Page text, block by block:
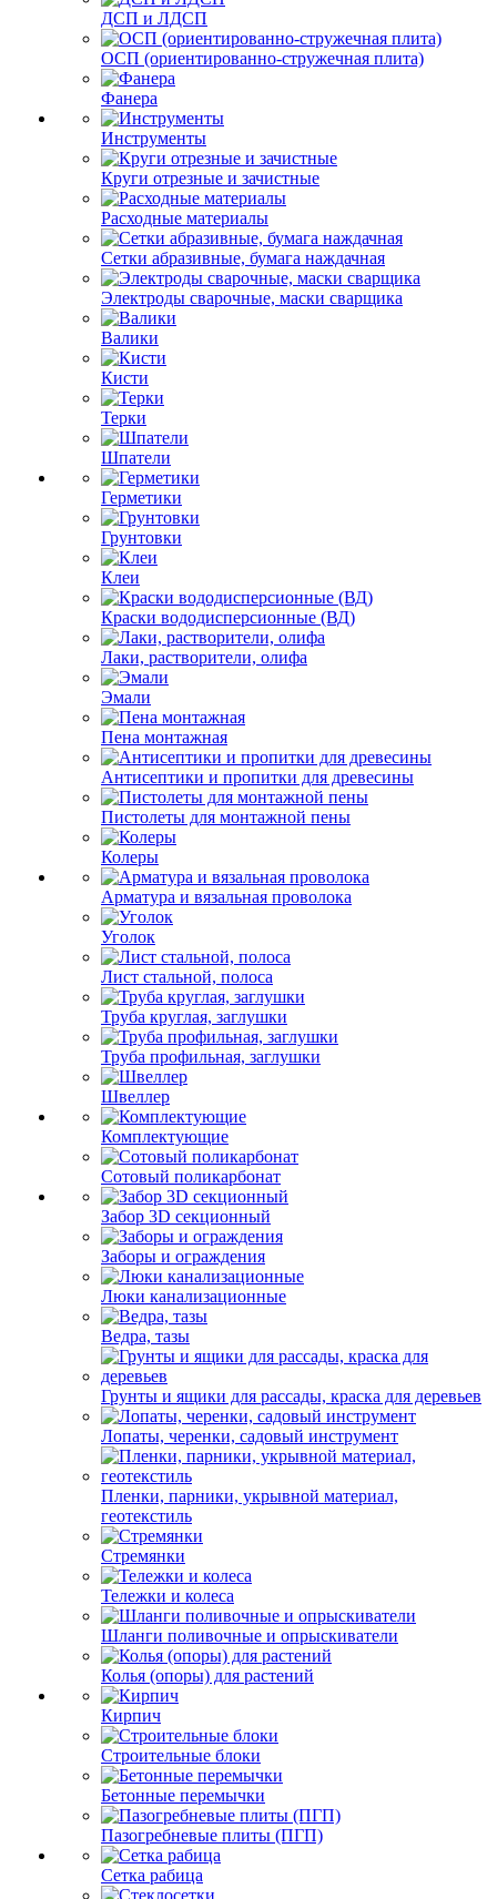
ДСП и ЛДСП
ОСП (ориентированно-стружечная плита)
Фанера
Инструменты
Круги отрезные и зачистные
Расходные материалы
Сетки абразивные, бумага наждачная
Электроды сварочные, маски сварщика
Валики
Кисти
Терки
Шпатели
Герметики
Грунтовки
Клеи
Краски вододисперсионные (ВД)
Лаки, растворители, олифа
Эмали
Пена монтажная
Антисептики и пропитки для древесины
Пистолеты для монтажной пены
Колеры
Арматура и вязальная проволока
Уголок
Лист стальной, полоса
Труба круглая, заглушки
Труба профильная, заглушки
Швеллер
Комплектующие
Сотовый поликарбонат
Забор 3D секционный
Заборы и ограждения
Люки канализационные
Ведра, тазы
Грунты и ящики для рассады, краска для деревьев
Лопаты, черенки, садовый инструмент
Пленки, парники, укрывной материал,
геотекстиль
Стремянки
Тележки и колеса
Шланги поливочные и опрыскиватели
Колья (опоры) для растений
Кирпич
Строительные блоки
Бетонные перемычки
Пазогребневые плиты (ПГП)
Сетка рабица